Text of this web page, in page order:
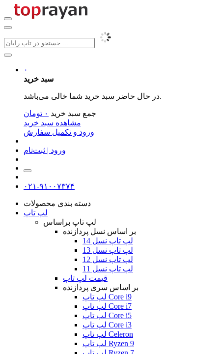
۰
سبد خرید
در حال حاضر سبد خرید شما خالی می‌باشد.
جمع سبد خرید ۰ تومان
مشاهده سبد خرید
ورود و تکمیل سفارش
ورود | ثبت‌نام
۰۲۱-۹۱۰۰۷۳۷۴
دسته بندی محصولات
لپ تاپ
لپ تاپ براساس
بر اساس نسل پردازنده
لپ تاپ نسل 14
لپ تاپ نسل 13
لپ تاپ نسل 12
لپ تاپ نسل 11
قیمت لپ تاپ
بر اساس سری پردازنده
لپ تاپ Core i9
لپ تاپ Core i7
لپ تاپ Core i5
لپ تاپ Core i3
لپ تاپ Celeron
لپ تاپ Ryzen 9